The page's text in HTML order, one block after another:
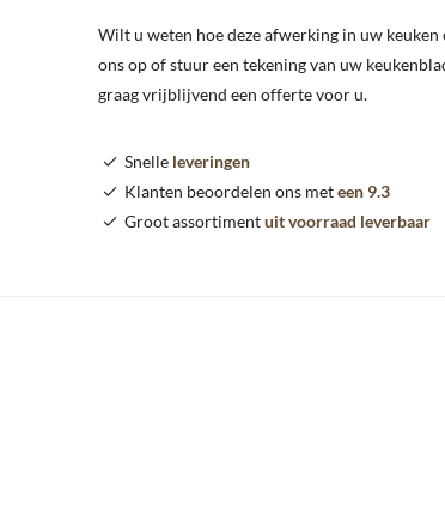
Wilt u weten hoe deze afwerking in uw
ons op of stuur een tekening van uw
graag vrijblijvend een offerte voor u.
Snelle leveringen
Klanten beoordelen ons meteen 9.3
Groot assortimentuit voorraad leverbaar